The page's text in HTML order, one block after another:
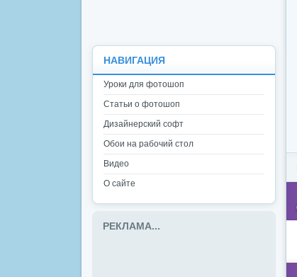
НАВИГАЦИЯ
Уроки для фотошоп
Статьи о фотошоп
Дизайнерский софт
Обои на рабочий стол
Видео
О сайте
РЕКЛАМА...